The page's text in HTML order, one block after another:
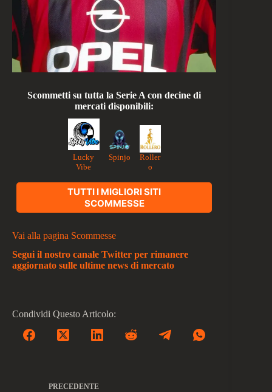
Scommetti su tutta la Serie A con decine di
mercati disponibili:
Lucky
Vibe
Spinjo
Roller
o
TUTTI I MIGLIORI SITI
SCOMMESSE
Vai alla pagina Scommesse
Segui il nostro canale Twitter per rimanere
aggiornato sulle ultime news di mercato
Condividi Questo Articolo:
PRECEDENTE